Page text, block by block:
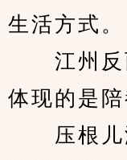
生活方式。
江州反
体现的是
压根儿